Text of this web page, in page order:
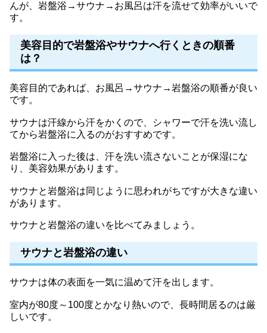
んが、岩盤浴→サウナ→お風呂は汗を流せて効率がいいで
す。
美容目的で岩盤浴やサウナへ行くときの順番
は？
美容目的であれば、お風呂→サウナ→岩盤浴の順番が良い
です。
サウナは汗線から汗をかくので、シャワーで汗を洗い流し
てから岩盤浴に入るのがおすすめです。
岩盤浴に入った後は、汗を洗い流さないことが保湿にな
り、美容効果があります。
サウナと岩盤浴は同じように思われがちですが大きな違い
があります。
サウナと岩盤浴の違いを比べてみましょう。
サウナと岩盤浴の違い
サウナは体の表面を一気に温めて汗を出します。
室内が80度～100度とかなり熱いので、長時間居るのは厳
しいです。